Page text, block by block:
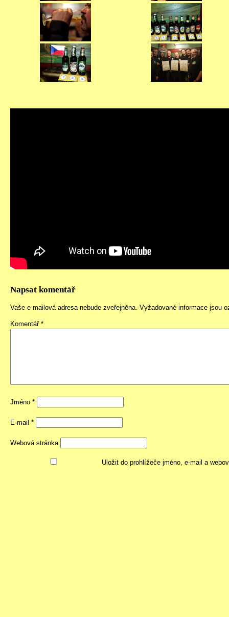
Napsat komentář
Vaše e-mailová adresa nebude zveřejněna. Vyžadované informace jsou
Komentář *
Jméno *
E-mail *
Webová stránka
Uložit do prohlížeče jméno, e-mail a